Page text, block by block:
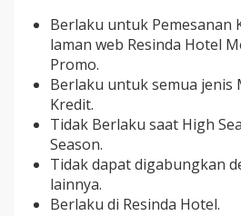
Berlaku untuk Pemesanan
laman web Resinda Hotel
Promo.
Berlaku untuk semua jenis
Kredit.
Tidak Berlaku saat High
Season.
Tidak dapat digabungkan
lainnya.
Berlaku di Resinda Hotel.